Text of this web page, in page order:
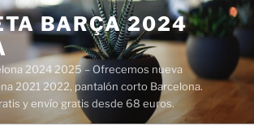
BARÇA 2024
2024 2025 – Ofrecemos nueva
2021 2022, pantalón corto Barcelona.
y envío gratis desde 68 euros.